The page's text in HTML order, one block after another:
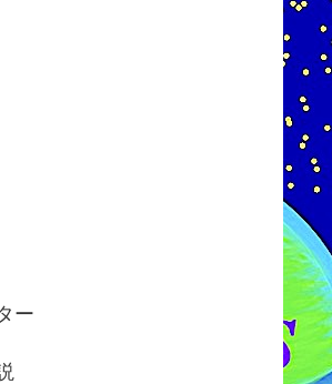
ー